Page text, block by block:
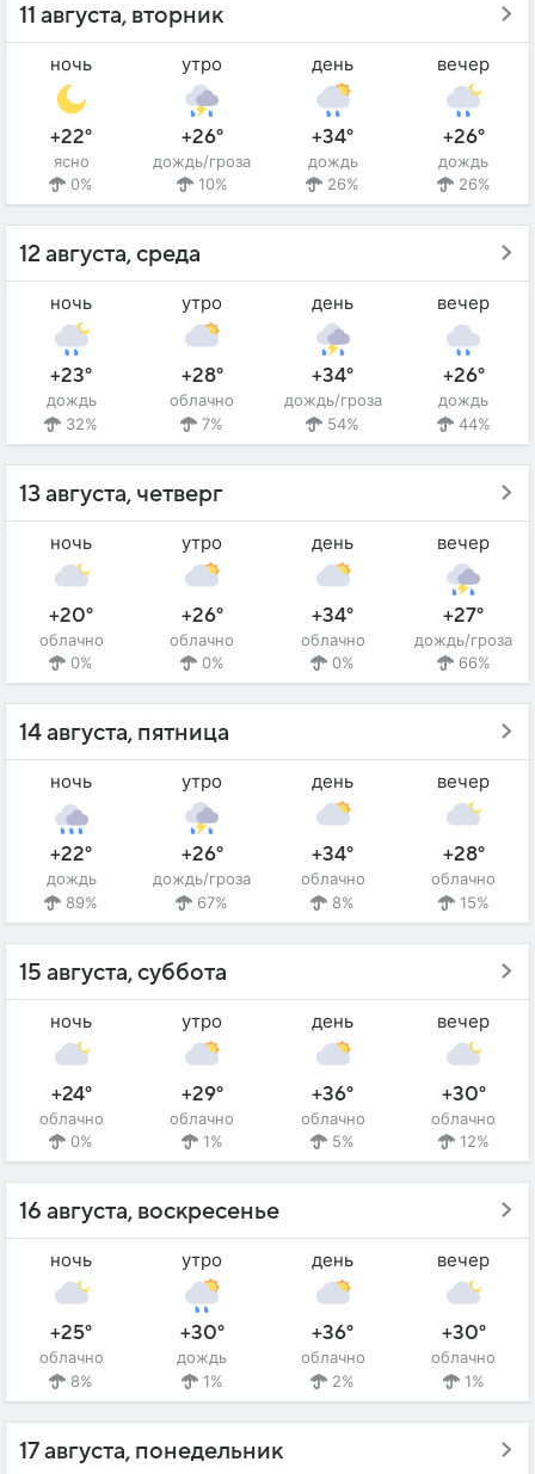
11 августа, вторник
ночь
+22°
ясно
0%
утро
+26°
дождь/гроза
10%
день
+34°
дождь
26%
вечер
+26°
дождь
26%
12 августа, среда
ночь
+23°
дождь
32%
утро
+28°
облачно
7%
день
+34°
дождь/гроза
54%
вечер
+26°
дождь
44%
13 августа, четверг
ночь
+20°
облачно
0%
утро
+26°
облачно
0%
день
+34°
облачно
0%
вечер
+27°
дождь/гроза
66%
14 августа, пятница
ночь
+22°
дождь
89%
утро
+26°
дождь/гроза
67%
день
+34°
облачно
8%
вечер
+28°
облачно
15%
15 августа, суббота
ночь
+24°
облачно
0%
утро
+29°
облачно
1%
день
+36°
облачно
5%
вечер
+30°
облачно
12%
16 августа, воскресенье
ночь
+25°
облачно
8%
утро
+30°
дождь
1%
день
+36°
облачно
2%
вечер
+30°
облачно
1%
17 августа, понедельник